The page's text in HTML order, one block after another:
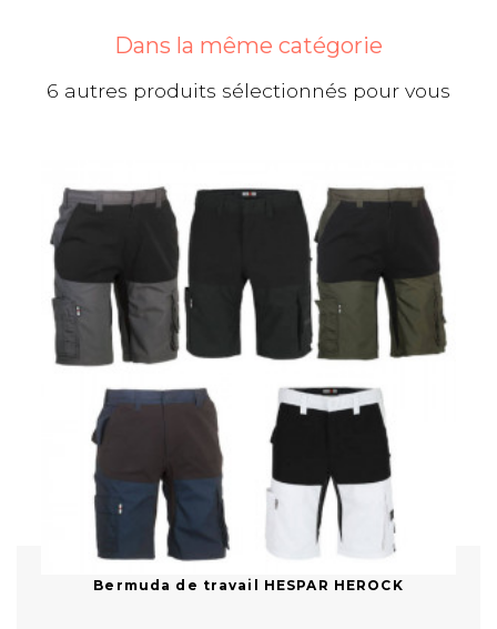
Dans la même catégorie
6 autres produits sélectionnés pour vous
Bermuda de travail HESPAR HEROCK